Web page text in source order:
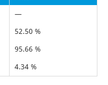
—
52.50 %
95.66 %
4.34 %